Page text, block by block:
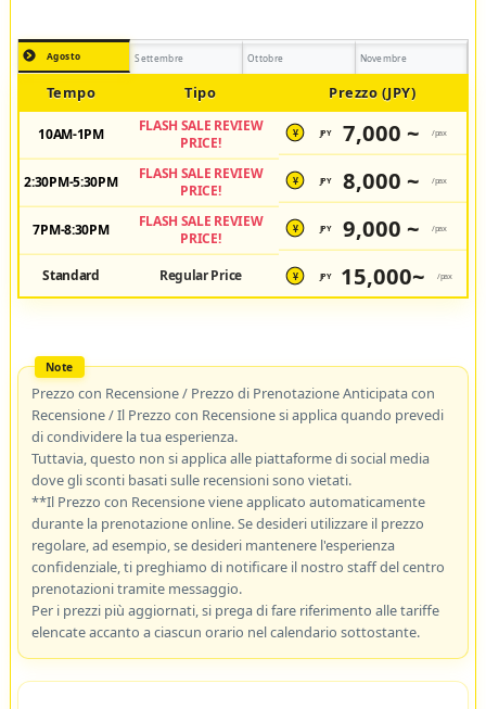
Agosto Settembre Ottobre Novembre
Tempo Tipo Prezzo (JPY)
10AM-1PM
FLASH SALE REVIEW
PRICE!
¥ JPY 7,000 ~ /pax
2:30PM-5:30PM
FLASH SALE REVIEW
PRICE!
¥ JPY 8,000 ~ /pax
7PM-8:30PM
FLASH SALE REVIEW
PRICE!
¥ JPY 9,000 ~ /pax
Standard Regular Price ¥ JPY 15,000~ /pax
Prezzo con Recensione / Prezzo di Prenotazione Anticipata con
Recensione / Il Prezzo con Recensione si applica quando prevedi
di condividere la tua esperienza.
Tuttavia, questo non si applica alle piattaforme di social media
dove gli sconti basati sulle recensioni sono vietati.
**Il Prezzo con Recensione viene applicato automaticamente
durante la prenotazione online. Se desideri utilizzare il prezzo
regolare, ad esempio, se desideri mantenere l'esperienza
confidenziale, ti preghiamo di notificare il nostro staff del centro
prenotazioni tramite messaggio.
Per i prezzi più aggiornati, si prega di fare riferimento alle tariffe
elencate accanto a ciascun orario nel calendario sottostante.